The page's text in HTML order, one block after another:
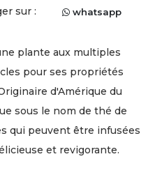
sur : whatsapp
plante aux multiples
pour ses propriétés
d'Amérique du
sous le nom de thé de
qui peuvent être infusées
et revigorante.